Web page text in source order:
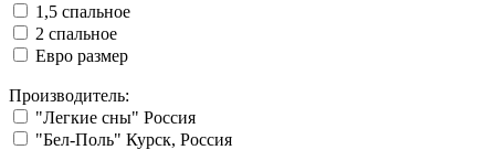
1,5 спальное
2 спальное
Евро размер
Производитель:
"Легкие сны" Россия
"Бел-Поль" Курск, Россия